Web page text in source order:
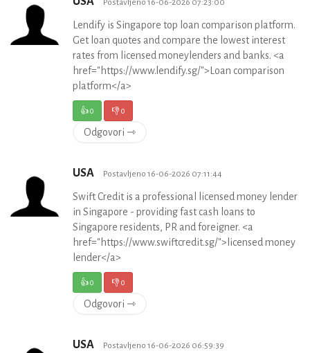
Lendify is Singapore top loan comparison platform.
Get loan quotes and compare the lowest interest
rates from licensed moneylenders and banks. <a
href="https://www.lendify.sg/">Loan comparison
platform</a>
👍0 👎0
Odgovori ⇾
USA Postavljeno 16-06-2026 07:11:44
Swift Credit is a professional licensed money lender
in Singapore - providing fast cash loans to
Singapore residents, PR and foreigner. <a
href="https://www.swiftcredit.sg/">licensed money
lender</a>
👍0 👎0
Odgovori ⇾
USA Postavljeno 16-06-2026 06:59:39